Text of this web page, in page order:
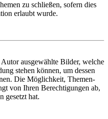
zu schließen, sofern dies
erlaubt wurde.
ausgewählte Bilder, welche
stehen können, um dessen
Die Möglichkeit, Themen-
von Ihren Berechtigungen ab,
gesetzt hat.